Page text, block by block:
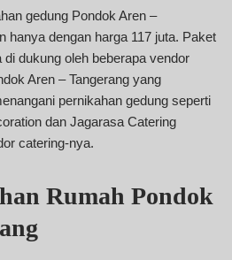
gedung Pondok Aren –
hanya dengan harga 117 juta. Paket
di dukung oleh beberapa vendor
Aren – Tangerang yang
pernikahan gedung seperti
dan Jagarasa Catering
catering-nya.
Rumah Pondok